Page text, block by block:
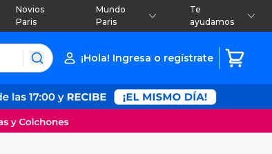
Novios
Paris
Mundo
Paris
Te
ayudamos
¡Hola! Ingresa o regístrate